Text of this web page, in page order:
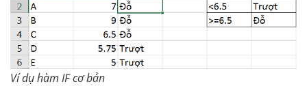
Ví dụ hàm IF cơ bản